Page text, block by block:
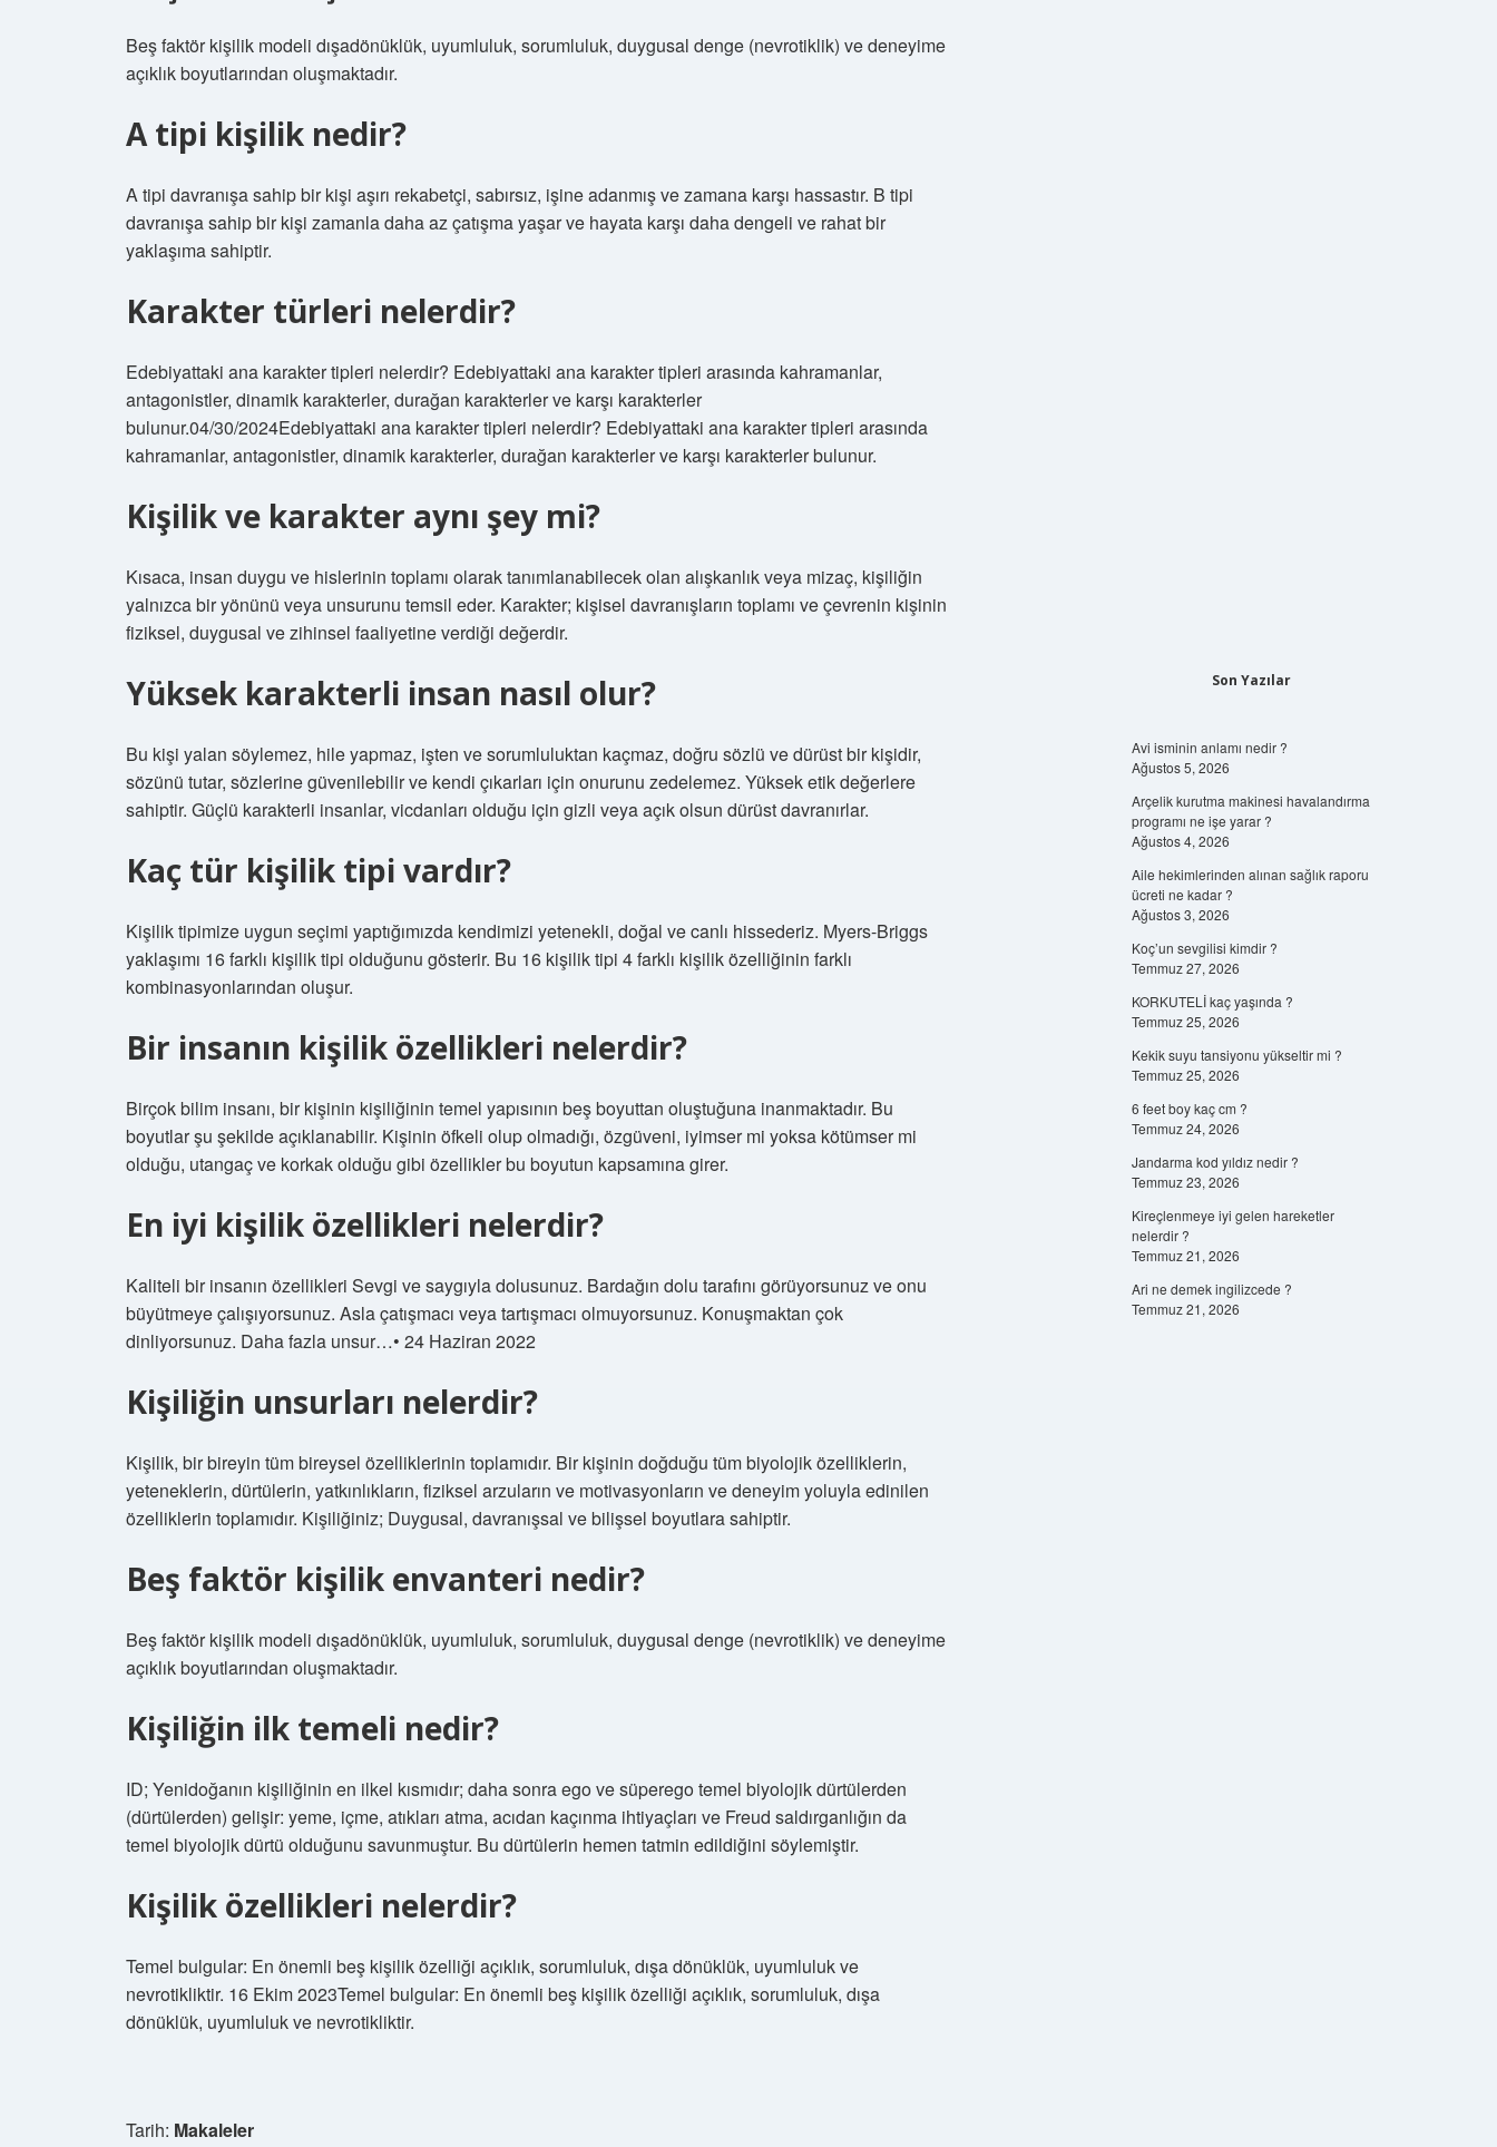
Beş faktör kişilik modeli dışadönüklük, uyumluluk, sorumluluk, duygusal denge (nevrotiklik) ve deneyime
açıklık boyutlarından oluşmaktadır.
A tipi kişilik nedir?
A tipi davranışa sahip bir kişi aşırı rekabetçi, sabırsız, işine adanmış ve zamana karşı hassastır. B tipi
davranışa sahip bir kişi zamanla daha az çatışma yaşar ve hayata karşı daha dengeli ve rahat bir
yaklaşıma sahiptir.
Karakter türleri nelerdir?
Edebiyattaki ana karakter tipleri nelerdir? Edebiyattaki ana karakter tipleri arasında kahramanlar,
antagonistler, dinamik karakterler, durağan karakterler ve karşı karakterler
bulunur.04/30/2024Edebiyattaki ana karakter tipleri nelerdir? Edebiyattaki ana karakter tipleri arasında
kahramanlar, antagonistler, dinamik karakterler, durağan karakterler ve karşı karakterler bulunur.
Kişilik ve karakter aynı şey mi?
Kısaca, insan duygu ve hislerinin toplamı olarak tanımlanabilecek olan alışkanlık veya mizaç, kişiliğin
yalnızca bir yönünü veya unsurunu temsil eder. Karakter; kişisel davranışların toplamı ve çevrenin kişinin
fiziksel, duygusal ve zihinsel faaliyetine verdiği değerdir.
Yüksek karakterli insan nasıl olur?
Bu kişi yalan söylemez, hile yapmaz, işten ve sorumluluktan kaçmaz, doğru sözlü ve dürüst bir kişidir,
sözünü tutar, sözlerine güvenilebilir ve kendi çıkarları için onurunu zedelemez. Yüksek etik değerlere
sahiptir. Güçlü karakterli insanlar, vicdanları olduğu için gizli veya açık olsun dürüst davranırlar.
Kaç tür kişilik tipi vardır?
Kişilik tipimize uygun seçimi yaptığımızda kendimizi yetenekli, doğal ve canlı hissederiz. Myers-Briggs
yaklaşımı 16 farklı kişilik tipi olduğunu gösterir. Bu 16 kişilik tipi 4 farklı kişilik özelliğinin farklı
kombinasyonlarından oluşur.
Bir insanın kişilik özellikleri nelerdir?
Birçok bilim insanı, bir kişinin kişiliğinin temel yapısının beş boyuttan oluştuğuna inanmaktadır. Bu
boyutlar şu şekilde açıklanabilir. Kişinin öfkeli olup olmadığı, özgüveni, iyimser mi yoksa kötümser mi
olduğu, utangaç ve korkak olduğu gibi özellikler bu boyutun kapsamına girer.
En iyi kişilik özellikleri nelerdir?
Kaliteli bir insanın özellikleri Sevgi ve saygıyla dolusunuz. Bardağın dolu tarafını görüyorsunuz ve onu
büyütmeye çalışıyorsunuz. Asla çatışmacı veya tartışmacı olmuyorsunuz. Konuşmaktan çok
dinliyorsunuz. Daha fazla unsur…• 24 Haziran 2022
Kişiliğin unsurları nelerdir?
Kişilik, bir bireyin tüm bireysel özelliklerinin toplamıdır. Bir kişinin doğduğu tüm biyolojik özelliklerin,
yeteneklerin, dürtülerin, yatkınlıkların, fiziksel arzuların ve motivasyonların ve deneyim yoluyla edinilen
özelliklerin toplamıdır. Kişiliğiniz; Duygusal, davranışsal ve bilişsel boyutlara sahiptir.
Beş faktör kişilik envanteri nedir?
Beş faktör kişilik modeli dışadönüklük, uyumluluk, sorumluluk, duygusal denge (nevrotiklik) ve deneyime
açıklık boyutlarından oluşmaktadır.
Kişiliğin ilk temeli nedir?
ID; Yenidoğanın kişiliğinin en ilkel kısmıdır; daha sonra ego ve süperego temel biyolojik dürtülerden
(dürtülerden) gelişir: yeme, içme, atıkları atma, acıdan kaçınma ihtiyaçları ve Freud saldırganlığın da
temel biyolojik dürtü olduğunu savunmuştur. Bu dürtülerin hemen tatmin edildiğini söylemiştir.
Kişilik özellikleri nelerdir?
Temel bulgular: En önemli beş kişilik özelliği açıklık, sorumluluk, dışa dönüklük, uyumluluk ve
nevrotikliktir. 16 Ekim 2023Temel bulgular: En önemli beş kişilik özelliği açıklık, sorumluluk, dışa
dönüklük, uyumluluk ve nevrotikliktir.
Tarih: Makaleler
Son Yazılar
Avi isminin anlamı nedir ?
Ağustos 5, 2026
Arçelik kurutma makinesi havalandırma
programı ne işe yarar ?
Ağustos 4, 2026
Aile hekimlerinden alınan sağlık raporu
ücreti ne kadar ?
Ağustos 3, 2026
Koç’un sevgilisi kimdir ?
Temmuz 27, 2026
KORKUTELİ kaç yaşında ?
Temmuz 25, 2026
Kekik suyu tansiyonu yükseltir mi ?
Temmuz 25, 2026
6 feet boy kaç cm ?
Temmuz 24, 2026
Jandarma kod yıldız nedir ?
Temmuz 23, 2026
Kireçlenmeye iyi gelen hareketler
nelerdir ?
Temmuz 21, 2026
Ari ne demek ingilizcede ?
Temmuz 21, 2026